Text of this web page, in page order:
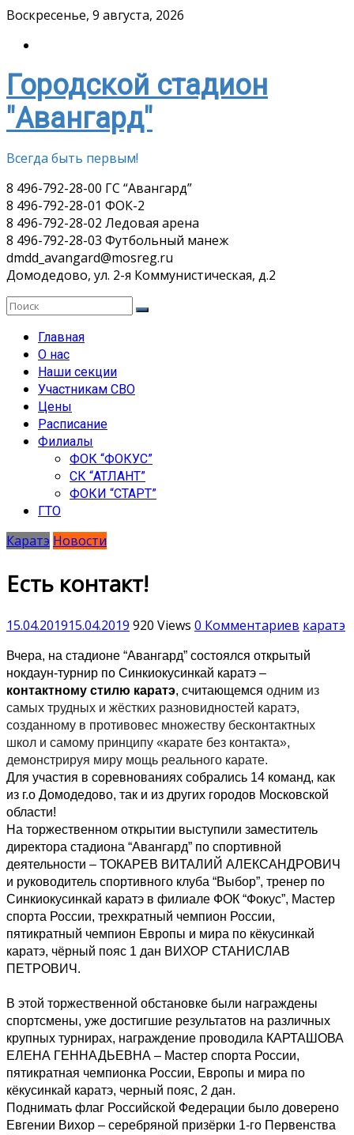
Skip
content
Воскресенье, 9 августа, 2026
Городской стадион
"Авангард"
Всегда быть первым!
8 496-792-28-00 ГС “Авангард”
8 496-792-28-01 ФОК-2
8 496-792-28-02 Ледовая арена
8 496-792-28-03 Футбольный манеж
dmdd_avangard@mosreg.ru
Домодедово, ул. 2-я Коммунистическая, д.2
Главная
О нас
Наши секции
Участникам СВО
Цены
Расписание
Филиалы
ФОК “ФОКУС”
СК “АТЛАНТ”
ФОКИ “СТАРТ”
ГТО
Каратэ Новости
Есть контакт!
15.04.201915.04.2019 920 Views 0 Комментариев каратэ
Вчера, на стадионе “Авангард” состоялся открытый
нокдаун-турнир по Синкиокусинкай каратэ –
контактному стилю каратэ, считающемся одним из
самых трудных и жёстких разновидностей каратэ,
созданному в противовес множеству бесконтактных
школ и самому принципу «карате без контакта»,
демонстрируя миру мощь реального карате.
Для участия в соревнованиях собрались 14 команд, как
из г.о Домодедово, так и из других городов Московской
области!
На торжественном открытии выступили заместитель
директора стадиона “Авангард” по спортивной
деятельности – ТОКАРЕВ ВИТАЛИЙ АЛЕКСАНДРОВИЧ
и руководитель спортивного клуба “Выбор”, тренер по
Синкиокусинкай каратэ в филиале ФОК “Фокус”, Мастер
спорта России, трехкратный чемпион России,
пятикратный чемпион Европы и мира по кёкусинкай
каратэ, чёрный пояс 1 дан ВИХОР СТАНИСЛАВ
ПЕТРОВИЧ.
В этой торжественной обстановке были награждены
спортсмены, уже достигшие результатов на различных
крупных турнирах, награждение проводила КАРТАШОВА
ЕЛЕНА ГЕННАДЬЕВНА – Мастер спорта России,
пятикратная чемпионка России, Европы и мира по
кёкусинкай каратэ, черный пояс, 2 дан.
Поднимать флаг Российской Федерации было доверено
Евгении Вихор – серебряной призёрки 1-го Первенства